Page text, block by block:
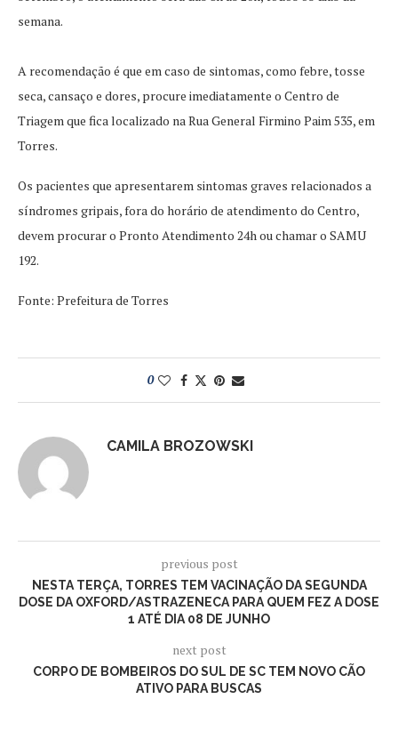
semana.
A recomendação é que em caso de sintomas, como febre, tosse
seca, cansaço e dores, procure imediatamente o Centro de
Triagem que fica localizado na Rua General Firmino Paim 535, em
Torres.
Os pacientes que apresentarem sintomas graves relacionados a
síndromes gripais, fora do horário de atendimento do Centro,
devem procurar o Pronto Atendimento 24h ou chamar o SAMU
192.
Fonte: Prefeitura de Torres
0
CAMILA BROZOWSKI
previous post
NESTA TERÇA, TORRES TEM VACINAÇÃO DA SEGUNDA
DOSE DA OXFORD/ASTRAZENECA PARA QUEM FEZ A DOSE
1 ATÉ DIA 08 DE JUNHO
next post
CORPO DE BOMBEIROS DO SUL DE SC TEM NOVO CÃO
ATIVO PARA BUSCAS